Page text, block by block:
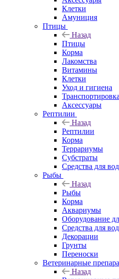
Клетки
Амуниция
Птицы
Назад
Птицы
Корма
Лакомства
Витамины
Клетки
Уход и гигиена
Транспортировка
Аксессуары
Рептилии
Назад
Рептилии
Корма
Террариумы
Субстраты
Средства для
Рыбы
Назад
Рыбы
Корма
Аквариумы
Оборудование
Средства для
Декорации
Грунты
Переноски
Ветеринарные
Назад